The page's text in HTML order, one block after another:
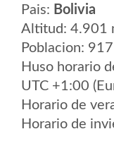
Pais: Bolivia
Altitud: 4.901
Poblacion: 917
Huso horario
UTC +1:00
Horario de
Horario de